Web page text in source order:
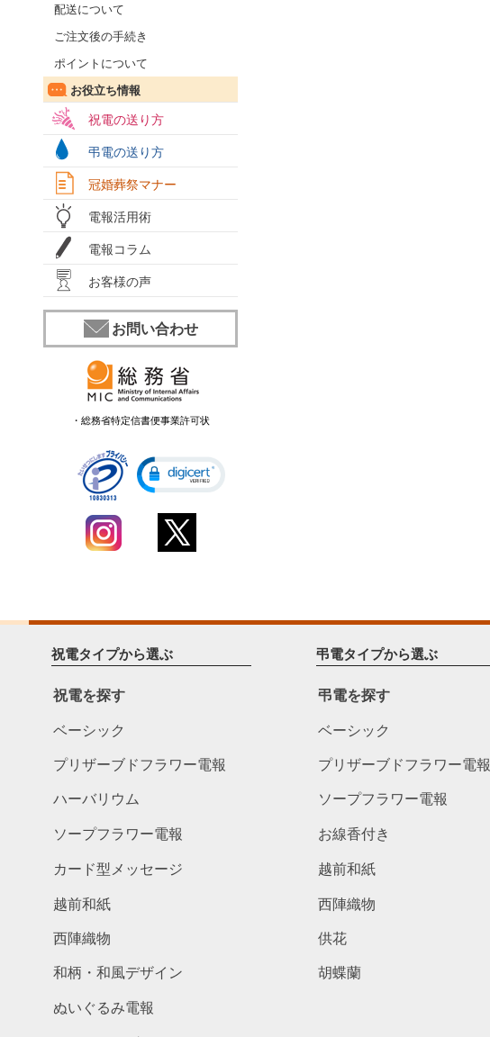
配送について
ご注文後の手続き
ポイントについて
お役立ち情報
祝電の送り方
弔電の送り方
冠婚葬祭マナー
電報活用術
電報コラム
お客様の声
お問い合わせ
・総務省特定信書便事業許可状
祝電タイプから選ぶ
祝電を探す
ベーシック
プリザーブドフラワー電報
ハーバリウム
ソープフラワー電報
カード型メッセージ
越前和紙
西陣織物
和柄・和風デザイン
ぬいぐるみ電報
弔電タイプから選ぶ
弔電を探す
ベーシック
プリザーブドフラワー電報
ソープフラワー電報
お線香付き
越前和紙
西陣織物
供花
胡蝶蘭